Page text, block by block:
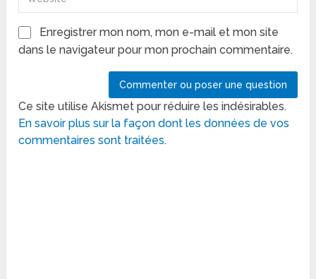
Enregistrer mon nom, mon e-mail et mon site
dans le navigateur pour mon prochain commentaire.
Ce site utilise Akismet pour réduire les indésirables.
En savoir plus sur la façon dont les données de vos
commentaires sont traitées.